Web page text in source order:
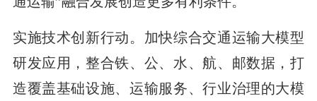
实施技术创新行动。加快综合交通运输大模型
研发应用，整合铁、公、水、航、邮数据，打
造覆盖基础设施、运输服务、行业治理的大模